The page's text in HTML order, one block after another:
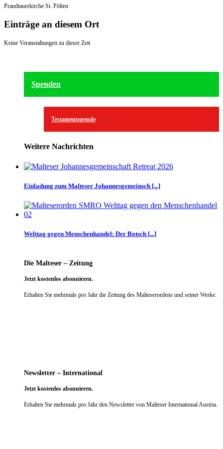
Prandtauerkirche St. Pölten
Einträge an diesem Ort
Keine Veranstaltungen zu dieser Zeit
Spenden
Testamentspende
Weitere Nachrichten
Einladung zum Malteser Johannesgemeinsch [...]
Welttag gegen Menschenhandel: Der Botsch [...]
Die Malteser – Zeitung
Jetzt kostenlos abonnieren.
Erhalten Sie mehrmals pro Jahr die Zeitung des Malteserordens und seiner Werke.
Newsletter – International
Jetzt kostenlos abonnieren.
Erhalten Sie mehrmals pro Jahr den Newsletter von Malteser International Austria.